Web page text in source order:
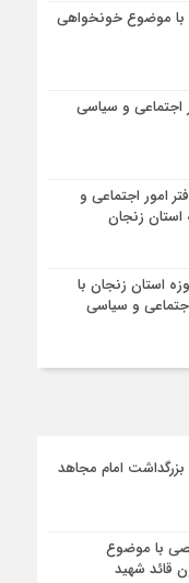
موضوع خونخواهی
اجتماعی و سیاسی
امور اجتماعی و
زنجان
استان زنجان با
و سیاسی
امام مجاهد
با موضوع
قائد شهید